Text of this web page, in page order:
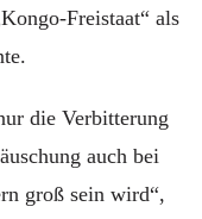
Freistaat“ als
die Verbitterung
auch bei
groß sein wird“,